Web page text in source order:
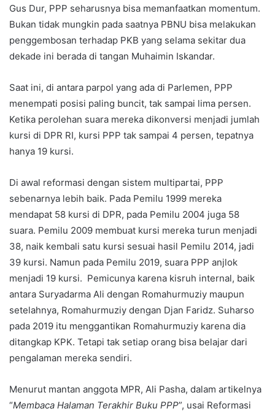
Gus Dur, PPP seharusnya bisa memanfaatkan momentum.
Bukan tidak mungkin pada saatnya PBNU bisa melakukan
penggembosan terhadap PKB yang selama sekitar dua
dekade ini berada di tangan Muhaimin Iskandar.
Saat ini, di antara parpol yang ada di Parlemen, PPP
menempati posisi paling buncit, tak sampai lima persen.
Ketika perolehan suara mereka dikonversi menjadi jumlah
kursi di DPR RI, kursi PPP tak sampai 4 persen, tepatnya
hanya 19 kursi.
Di awal reformasi dengan sistem multipartai, PPP
sebenarnya lebih baik. Pada Pemilu 1999 mereka
mendapat 58 kursi di DPR, pada Pemilu 2004 juga 58
suara. Pemilu 2009 membuat kursi mereka turun menjadi
38, naik kembali satu kursi sesuai hasil Pemilu 2014, jadi
39 kursi. Namun pada Pemilu 2019, suara PPP anjlok
menjadi 19 kursi. Pemicunya karena kisruh internal, baik
antara Suryadarma Ali dengan Romahurmuziy maupun
setelahnya, Romahurmuziy dengan Djan Faridz. Suharso
pada 2019 itu menggantikan Romahurmuziy karena dia
ditangkap KPK. Tetapi tak setiap orang bisa belajar dari
pengalaman mereka sendiri.
Menurut mantan anggota MPR, Ali Pasha, dalam artikelnya
“Membaca Halaman Terakhir Buku PPP”, usai Reformasi